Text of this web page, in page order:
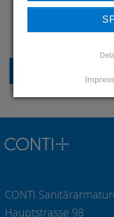
CONTI
Hauptstrasse 98